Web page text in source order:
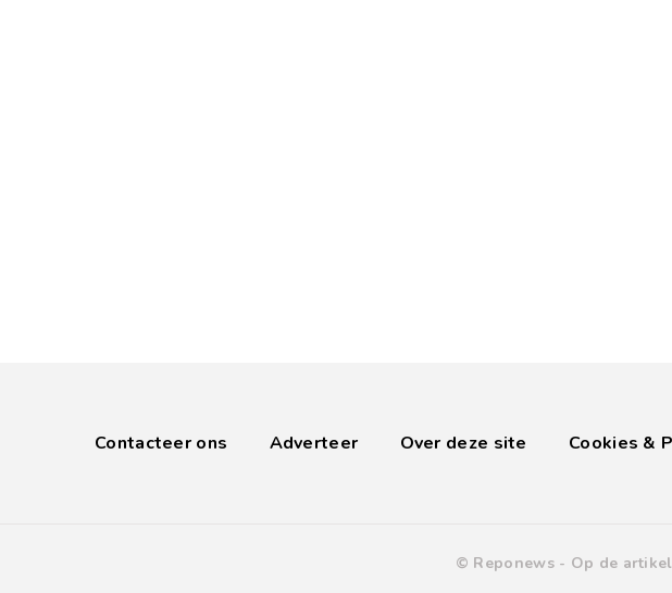
Contacteer ons Adverteer Over deze site Cookies &
© Reponews - Op de